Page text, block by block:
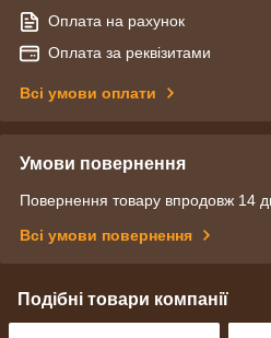
Оплата на рахунок
Оплата за реквізитами
Всі умови оплати
Умови повернення
Повернення товару впродовж 14
Всі умови повернення
Подібні товари компанії